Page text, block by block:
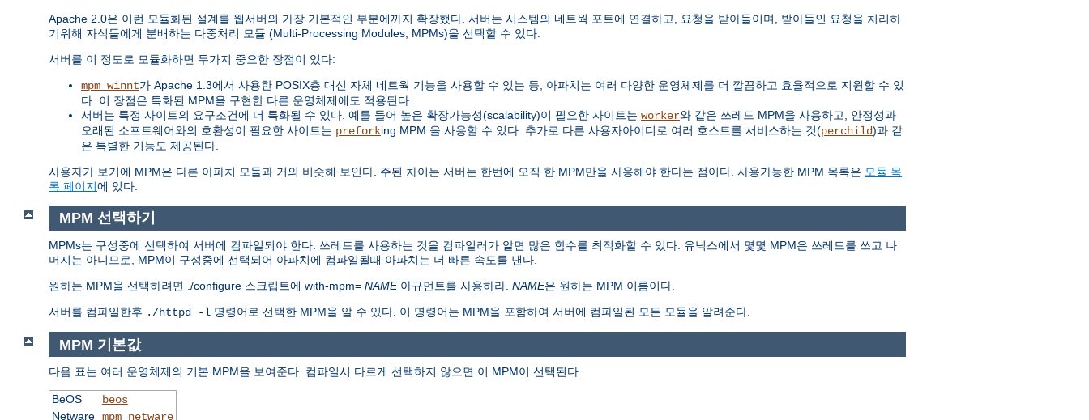
Apache 2.0은 이런 모듈화된 설계를 웹서버의 가장 기본적인 부분에까지 확장했다. 서버는 시스템의 네트웍 포트에 연결하고, 요청을 받아들이며, 받아들인 요청을 처리하
기위해 자식들에게 분배하는 다중처리 모듈 (Multi-Processing Modules, MPMs)을 선택할 수 있다.
서버를 이 정도로 모듈화하면 두가지 중요한 장점이 있다:
mpm_winnt가 Apache 1.3에서 사용한 POSIX층 대신 자체 네트웍 기능을 사용할 수 있는 등, 아파치는 여러 다양한 운영체제를 더 깔끔하고 효율적으로 지원할 수 있
다. 이 장점은 특화된 MPM을 구현한 다른 운영체제에도 적용된다.
서버는 특정 사이트의 요구조건에 더 특화될 수 있다. 예를 들어 높은 확장가능성(scalability)이 필요한 사이트는 worker와 같은 쓰레드 MPM을 사용하고, 안정성과
오래된 소프트웨어와의 호환성이 필요한 사이트는 preforking MPM 을 사용할 수 있다. 추가로 다른 사용자아이디로 여러 호스트를 서비스하는 것(perchild)과 같
은 특별한 기능도 제공된다.
사용자가 보기에 MPM은 다른 아파치 모듈과 거의 비슷해 보인다. 주된 차이는 서버는 한번에 오직 한 MPM만을 사용해야 한다는 점이다. 사용가능한 MPM 목록은 모듈 목
록 페이지에 있다.
MPM 선택하기
MPMs는 구성중에 선택하여 서버에 컴파일되야 한다. 쓰레드를 사용하는 것을 컴파일러가 알면 많은 함수를 최적화할 수 있다. 유닉스에서 몇몇 MPM은 쓰레드를 쓰고 나
머지는 아니므로, MPM이 구성중에 선택되어 아파치에 컴파일될때 아파치는 더 빠른 속도를 낸다.
원하는 MPM을 선택하려면 ./configure 스크립트에 with-mpm= NAME아규먼트를 사용하라. NAME은 원하는 MPM 이름이다.
서버를 컴파일한후 ./httpd -l 명령어로 선택한 MPM을 알 수 있다. 이 명령어는 MPM을 포함하여 서버에 컴파일된 모든 모듈을 알려준다.
MPM 기본값
다음 표는 여러 운영체제의 기본 MPM을 보여준다. 컴파일시 다르게 선택하지 않으면 이 MPM이 선택된다.
BeOS
beos
Netware mpm_netware